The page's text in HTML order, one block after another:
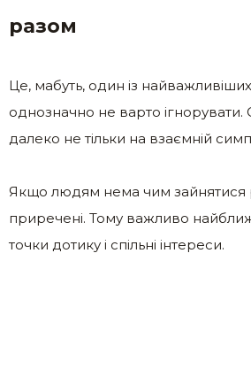
разом
Це, мабуть, один із
однозначно не варто ігнорувати.
далеко не тільки на взаємній
Якщо людям нема чим зайнятися
приречені. Тому важливо
точки дотику і спільні інтереси.